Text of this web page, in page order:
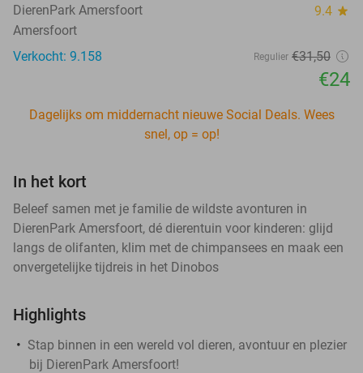
DierenPark Amersfoort 9.4 star
Amersfoort
Verkocht: 9.158
Regulier €31,50
€24
Dagelijks om middernacht nieuwe Social Deals. Wees
snel, op = op!
In het kort
Beleef samen met je familie de wildste avonturen in
DierenPark Amersfoort, dé dierentuin voor kinderen: glijd
langs de olifanten, klim met de chimpansees en maak een
onvergetelijke tijdreis in het Dinobos
Highlights
Stap binnen in een wereld vol dieren, avontuur en plezier
bij DierenPark Amersfoort!